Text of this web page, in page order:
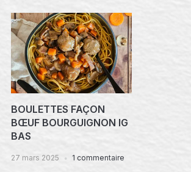
BOULETTES FAÇON
BŒUF BOURGUIGNON IG
BAS
27 mars 2025 1 commentaire